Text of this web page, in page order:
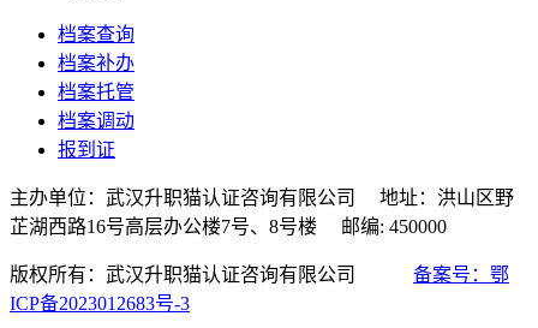
档案查询
档案补办
档案托管
档案调动
报到证
主办单位：武汉升职猫认证咨询有限公司 地址：洪山区野
芷湖西路16号高层办公楼7号、8号楼 邮编: 450000
版权所有：武汉升职猫认证咨询有限公司 备案号：鄂
ICP备2023012683号-3